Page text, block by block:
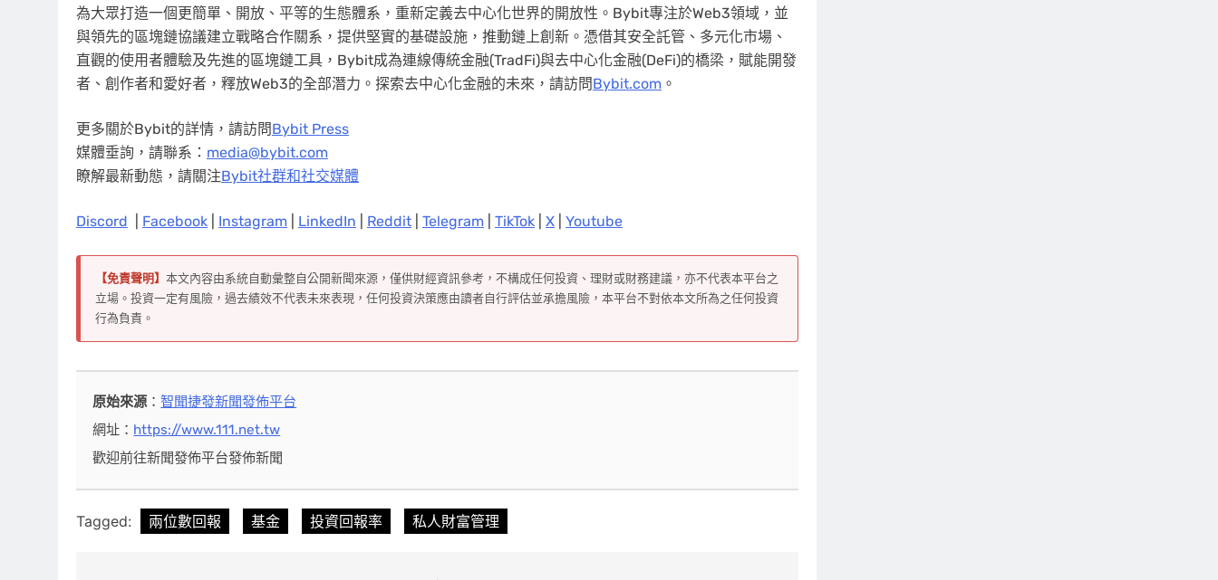
為大眾打造一個更簡單、開放、平等的生態體系，重新定義去中心化世界的開放性。Bybit專注於Web3領域，並
與領先的區塊鏈協議建立戰略合作關系，提供堅實的基礎設施，推動鏈上創新。憑借其安全託管、多元化市場、
直觀的使用者體驗及先進的區塊鏈工具，Bybit成為連線傳統金融(TradFi)與去中心化金融(DeFi)的橋梁，賦能開發
者、創作者和愛好者，釋放Web3的全部潛力。探索去中心化金融的未來，請訪問Bybit.com 。
更多關於Bybit的詳情，請訪問Bybit Press
媒體垂詢，請聯系： media@bybit.com
瞭解最新動態，請關注Bybit社群和社交媒體
Discord Facebook Instagram LinkedIn Reddit Telegram TikTok X Youtube
【免責聲明】 本文內容由系統自動彙整自公開新聞來源，僅供財經資訊參考，不構成任何投資、理財或財務建議，亦不代表本平台之
立場。投資一定有風險，過去績效不代表未來表現，任何投資決策應由讀者自行評估並承擔風險，本平台不對依本文所為之任何投資
行為負責。
原始來源 ：智聞捷發新聞發佈平台
網址： https://www.111.net.tw
歡迎前往新聞發佈平台發佈新聞
Tagged: 兩位數回報 基金 投資回報率 私人財富管理